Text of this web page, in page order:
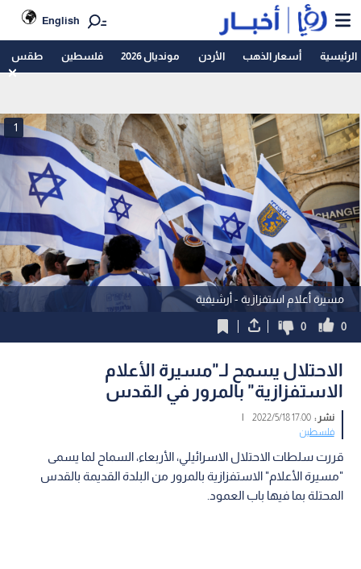
English
الرئيسية أسعار الذهب الأردن مونديال 2026 فلسطين طقس
مسيرة أعلام استفزازية - أرشيفية
1
0
0
الاحتلال يسمح لـ"مسيرة الأعلام
الاستفزازية" بالمرور في القدس
نشر :17:00 2022/5/18
|
فلسطين
قررت سلطات الاحتلال الاسرائيلي، الأربعاء، السماح لما يسمى
"مسيرة الأعلام" الاستفزازية بالمرور من البلدة القديمة بالقدس
المحتلة بما فيها باب العمود.